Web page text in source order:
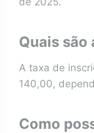
Quais são
A taxa de
140,00,
Como